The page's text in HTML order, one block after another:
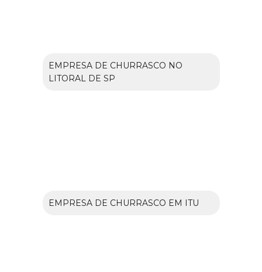
EMPRESA DE CHURRASCO NO
LITORAL DE SP
EMPRESA DE CHURRASCO EM ITU